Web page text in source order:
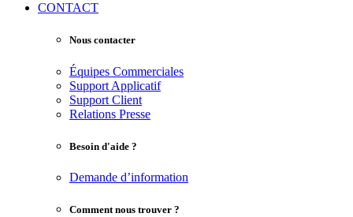
CONTACT
Nous contacter
Équipes Commerciales
Support Applicatif
Support Client
Relations Presse
Besoin d'aide ?
Demande d’information
Comment nous trouver ?